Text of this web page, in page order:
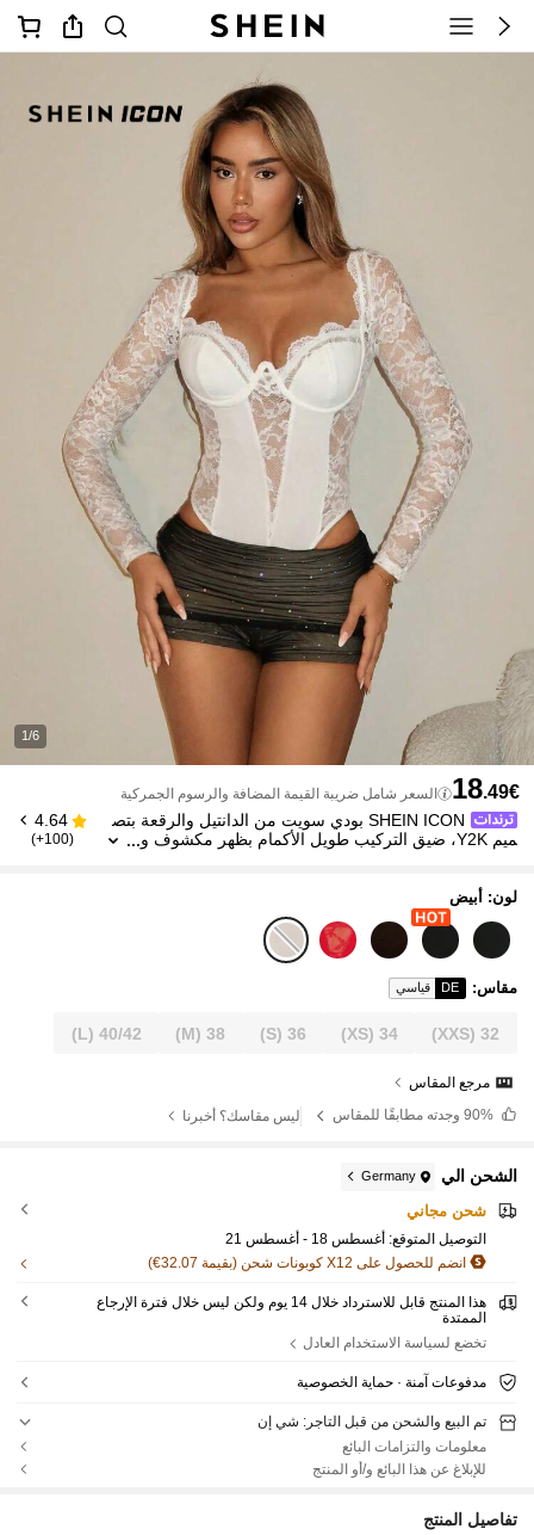
1/6
18.49€ السعر شامل ضريبة القيمة المضافة والرسوم الجمركية
SHEIN ICON بودي سويت من الدانتيل والرقعة بتص
ميم Y2K، ضيق التركيب طويل الأكمام بظهر مكشوف و
4.64
(100+)
لون: أبيض
مقاس:
DE قياسي
32
(XXS)
34
(XS)
36
(S)
38
(M)
40/42
(L)
مرجع المقاس
وجدته مطابقًا للمقاس ليس مقاسك؟ أخبرنا
الشحن الي Germany
شحن مجاني
التوصيل المتوقع: أغسطس 18 - أغسطس 21
انضم للحصول على X12 كوبونات شحن (بقيمة 32.07€)
هذا المنتج قابل للاسترداد خلال 14 يوم ولكن ليس خلال فترة الإرجاع
الممتدة
تخضع لسياسة الاستخدام العادل
مدفوعات آمنة · حماية الخصوصية
تم البيع والشحن من قبل التاجر: شي إن
معلومات والتزامات البائع
للإبلاغ عن هذا البائع و/أو المنتج
تفاصيل المنتج